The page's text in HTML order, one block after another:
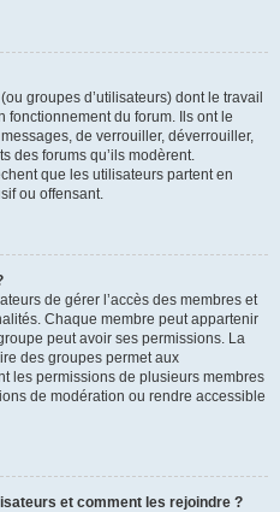
groupes d’utilisateurs) dont le travail
fonctionnement du forum. Ils ont le
de verrouiller, déverrouiller,
des forums qu’ils modèrent.
que les utilisateurs partent en
ou offensant.
de gérer l’accès des membres et
Chaque membre peut appartenir
peut avoir ses permissions. La
des groupes permet aux
les permissions de plusieurs membres
de modération ou rendre accessible
et comment les rejoindre ?